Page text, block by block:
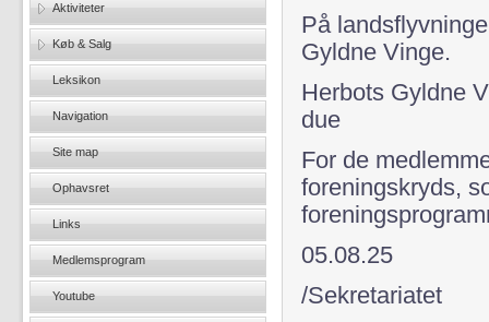
På
Gyldne Vinge.
Herbots Gyldne
due
For de
foreningskryds,
05.08.25
/Sekretariatet
Aktiviteter
Køb & Salg
Leksikon
Navigation
Site map
Ophavsret
Links
Medlemsprogram
Youtube